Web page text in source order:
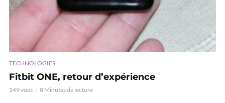
TECHNOLOGIES
Fitbit ONE, retour d’expérience
149 vues 8 Minutes de lecture